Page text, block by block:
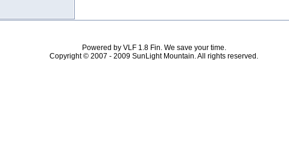
Powered by VLF 1.8 Fin. We save your time.
Copyright © 2007 - 2009 SunLight Mountain. All rights reserved.